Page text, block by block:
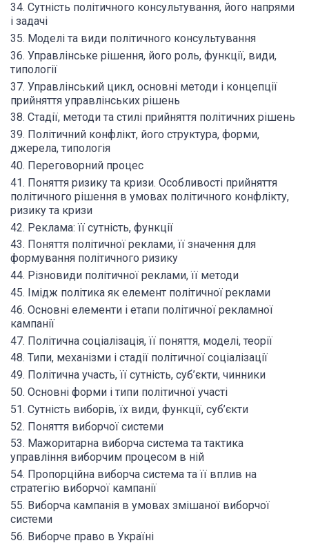
34. Сутність політичного консультування, його напрями
і задачі
35. Моделі та види політичного консультування
36. Управлінське рішення, його роль, функції, види,
типології
37. Управлінський цикл, основні методи і концепції
прийняття управлінських рішень
38. Стадії, методи та стилі прийняття політичних рішень
39. Політичний конфлікт, його структура, форми,
джерела, типологія
40. Переговорний процес
41. Поняття ризику та кризи. Особливості прийняття
політичного рішення в умовах політичного конфлікту,
ризику та кризи
42. Реклама: її сутність, функції
43. Поняття політичної реклами, її значення для
формування політичного ризику
44. Різновиди політичної реклами, її методи
45. Імідж політика як елемент політичної реклами
46. Основні елементи і етапи політичної рекламної
кампанії
47. Політична соціалізація, її поняття, моделі, теорії
48. Типи, механізми і стадії політичної соціалізації
49. Політична участь, її сутність, суб’єкти, чинники
50. Основні форми і типи політичної участі
51. Сутність виборів, їх види, функції, суб’єкти
52. Поняття виборчої системи
53. Мажоритарна виборча система та тактика
управління виборчим процесом в ній
54. Пропорційна виборча система та її вплив на
стратегію виборчої кампанії
55. Виборча кампанія в умовах змішаної виборчої
системи
56. Виборче право в Україні